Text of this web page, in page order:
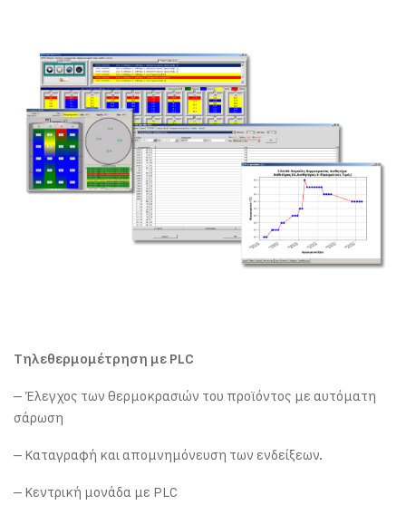
Τηλεθερμομέτρηση με PLC
– Έλεγχος των θερμοκρασιών του προϊόντος με αυτόματη
σάρωση
– Καταγραφή και απομνημόνευση των ενδείξεων.
– Κεντρική μονάδα με PLC